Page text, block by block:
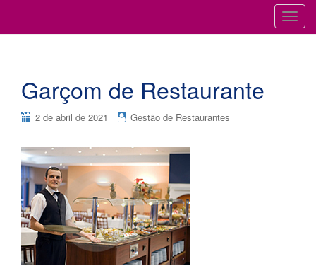
T
o
Garçom de Restaurante
2 de abril de 2021 Gestão de Restaurantes